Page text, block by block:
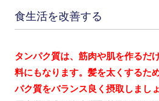
食生活を改善する
タンパク質は、筋肉や肌を作るだ
料にもなります。髪を太くするた
パク質をバランス良く摂取しましょ